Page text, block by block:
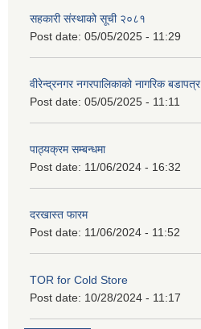
सहकारी संस्थाको सूची २०८१
Post date: 05/05/2025 - 11:29
वीरेन्द्रनगर नगरपालिकाको नागरिक बडापत्र
Post date: 05/05/2025 - 11:11
पाठ्यक्रम सम्बन्धमा
Post date: 11/06/2024 - 16:32
दरखास्त फारम
Post date: 11/06/2024 - 11:52
TOR for Cold Store
Post date: 10/28/2024 - 11:17